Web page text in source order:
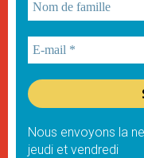
Nous envoyons la
jeudi et vendredi